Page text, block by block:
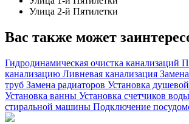
Улица 2-й Пятилетки
Вас также может
Гидродинамическая очистка канализаций
канализацию Ливневая канализация
труб Замена радиаторов Установка
Установка ванны Установка счетчиков воды
стиральной машины Подключение